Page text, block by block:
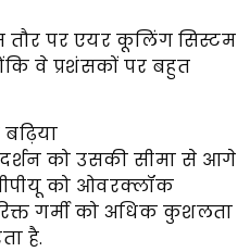
पर एयर कूलिंग सिस्टम
वे प्रशंसकों पर बहुत
को उसकी सीमा से आगे
को ओवरक्लॉक
गर्मी को अधिक कुशलता
है.